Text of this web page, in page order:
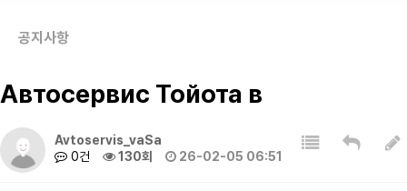
공지사항
Автосервис Тойота в
Avtoservis_vaSa
0건
130회 26-02-05 06:51